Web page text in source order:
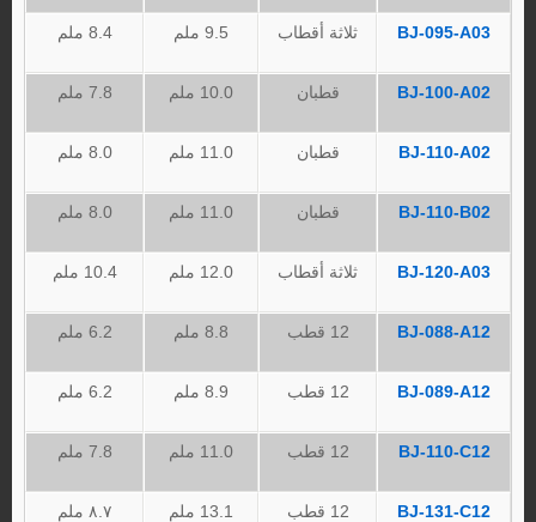
BJ-095-A03 ثلاثة أقطاب 9.5 ملم 8.4 ملم
BJ-100-A02 قطبان 10.0 ملم 7.8 ملم
BJ-110-A02 قطبان 11.0 ملم 8.0 ملم
BJ-110-B02 قطبان 11.0 ملم 8.0 ملم
BJ-120-A03 ثلاثة أقطاب 12.0 ملم 10.4 ملم
BJ-088-A12 12 قطب 8.8 ملم 6.2 ملم
BJ-089-A12 12 قطب 8.9 ملم 6.2 ملم
BJ-110-C12 12 قطب 11.0 ملم 7.8 ملم
BJ-131-C12 12 قطب 13.1 ملم ٨.٧ ملم